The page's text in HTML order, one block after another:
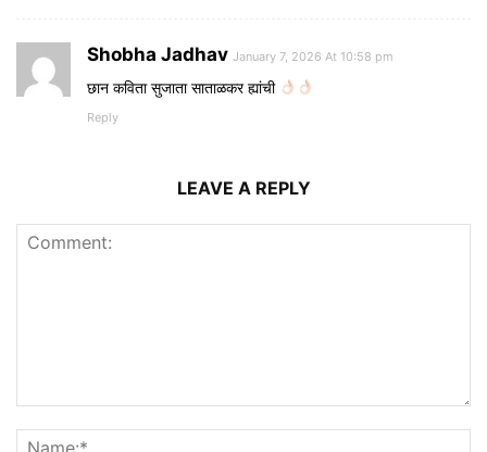
Shobha Jadhav January 7, 2026 At 10:58 pm
छान कविता सुजाता साताळकर ह्यांची
Reply
LEAVE A REPLY